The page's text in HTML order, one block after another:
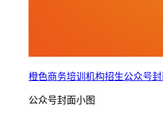
橙色商务培训机构招生公众号封
公众号封面小图